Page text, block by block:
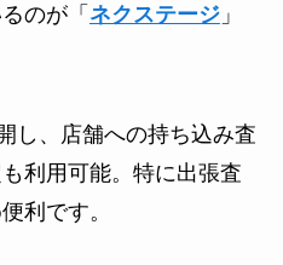
のが「 ネクステージ」
し、店舗への持ち込み査
利用可能。特に出張査
利です。